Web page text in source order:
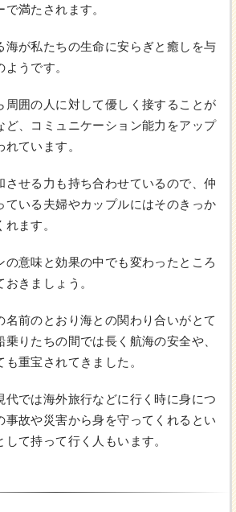
満たされます。
海が私たちの生命に安らぎと癒しを与
うです。
周囲の人に対して優しく接することが
ど、コミュニケーション能力をアップ
ています。
させる力も持ち合わせているので、仲
ている夫婦やカップルにはそのきっか
ます。
の意味と効果の中でも変わったところ
きましょう。
名前のとおり海との関わり合いがとて
乗りたちの間では長く航海の安全や、
重宝されてきました。
代では海外旅行などに行く時に身につ
事故や災害から身を守ってくれるとい
て持って行く人もいます。